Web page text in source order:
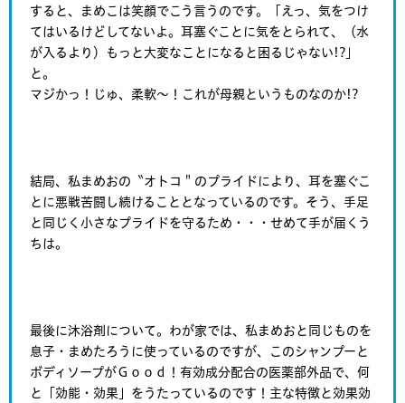
すると、まめこは笑顔でこう言うのです。「えっ、気をつけ
てはいるけどしてないよ。耳塞ぐことに気をとられて、（水
が入るより）もっと大変なことになると困るじゃない!?」
と。
マジかっ！じゅ、柔軟～！これが母親というものなのか!?
結局、私まめおの〝オトコ＂のプライドにより、耳を塞ぐこ
とに悪戦苦闘し続けることとなっているのです。そう、手足
と同じく小さなプライドを守るため・・・せめて手が届くう
ちは。
最後に沐浴剤について。わが家では、私まめおと同じものを
息子・まめたろうに使っているのですが、このシャンプーと
ボディソープがＧｏｏｄ！有効成分配合の医薬部外品で、何
と「効能・効果」をうたっているのです！主な特徴と効果効